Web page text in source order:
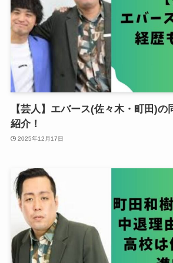
【芸人】エバース(佐々木・町田)
紹介！
2025年12月17日